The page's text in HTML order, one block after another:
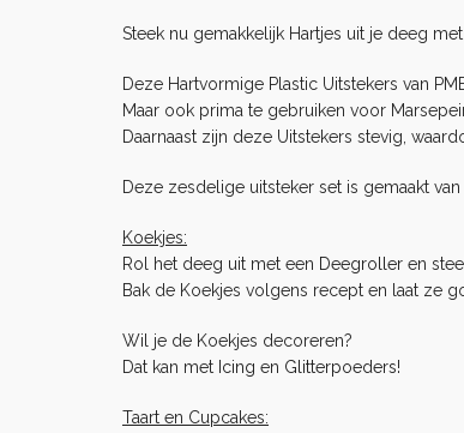
Steek nu gemakkelijk Hartjes uit je deeg
Deze Hartvormige Plastic Uitstekers van
Maar ook prima te gebruiken voor
Daarnaast zijn deze Uitstekers stevig,
Deze zesdelige uitsteker set is gemaakt
Koekjes:
Rol het deeg uit met een Deegroller en
Bak de Koekjes volgens recept en laat ze
Wil je de Koekjes decoreren?
Dat kan met Icing en Glitterpoeders!
Taart en Cupcakes: